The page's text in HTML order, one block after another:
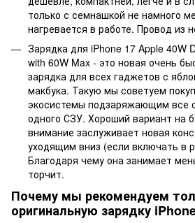
только с семнашкой не намного
нагревается в работе. Провод из
Зарядка для iPhone 17 Apple 40W
with 60W Max - это новая очень
зарядка для всех гаджетов с
макбука. Такую мы советуем
экосистемы подзаряжающим все
одного СЗУ. Хороший вариант на
внимание заслуживает новая
уходящим вниз (если включать в
Благодаря чему она занимает
торчит.
Почему мы рекомендуем
оригинальную зарядку